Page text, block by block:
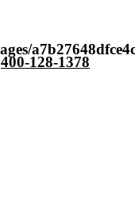
400-128-1378